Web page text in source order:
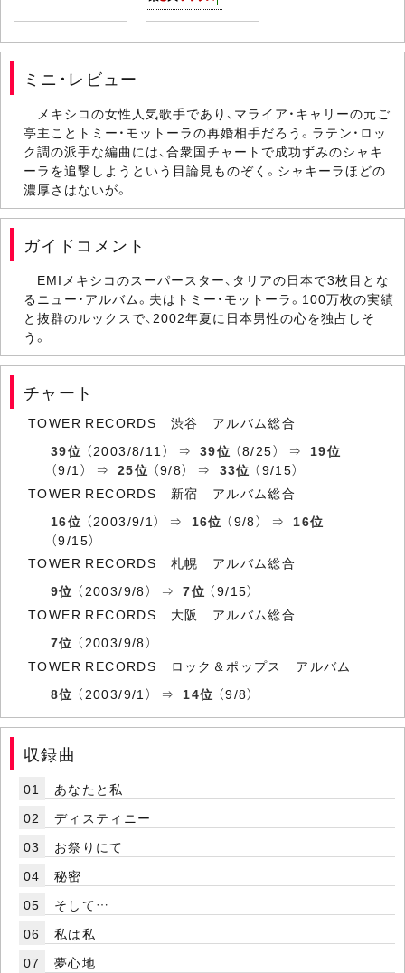
ミニ・レビュー
メキシコの女性人気歌手であり、マライア・キャリーの元ご
亭主ことトミー・モットーラの再婚相手だろう。ラテン・ロッ
ク調の派手な編曲には、合衆国チャートで成功ずみのシャキ
ーラを追撃しようという目論見ものぞく。シャキーラほどの
濃厚さはないが。
ガイドコメント
EMIメキシコのスーパースター、タリアの日本で3枚目とな
るニュー・アルバム。夫はトミー・モットーラ。100万枚の実績
と抜群のルックスで、2002年夏に日本男性の心を独占しそ
う。
チャート
TOWER RECORDS 渋谷 アルバム総合
39位 （2003/8/11） ⇒39位 （8/25） ⇒19位
（9/1） ⇒ 25位 （9/8） ⇒ 33位 （9/15）
TOWER RECORDS 新宿 アルバム総合
16位 （2003/9/1） ⇒ 16位 （9/8） ⇒16位
（9/15）
TOWER RECORDS 札幌 アルバム総合
9位 （2003/9/8） ⇒7位 （9/15）
TOWER RECORDS 大阪 アルバム総合
7位 （2003/9/8）
TOWER RECORDS ロック＆ポップス アルバム
8位 （2003/9/1） ⇒14位 （9/8）
収録曲
01
あなたと私
02
ディスティニー
03
お祭りにて
04
秘密
05
そして…
06
私は私
07
夢心地